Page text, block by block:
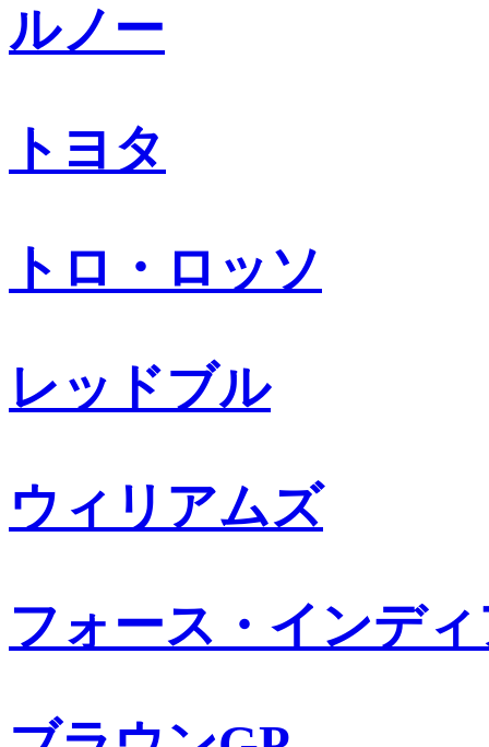
ルノー
トヨタ
トロ・ロッソ
レッドブル
ウィリアムズ
フォース・インデ